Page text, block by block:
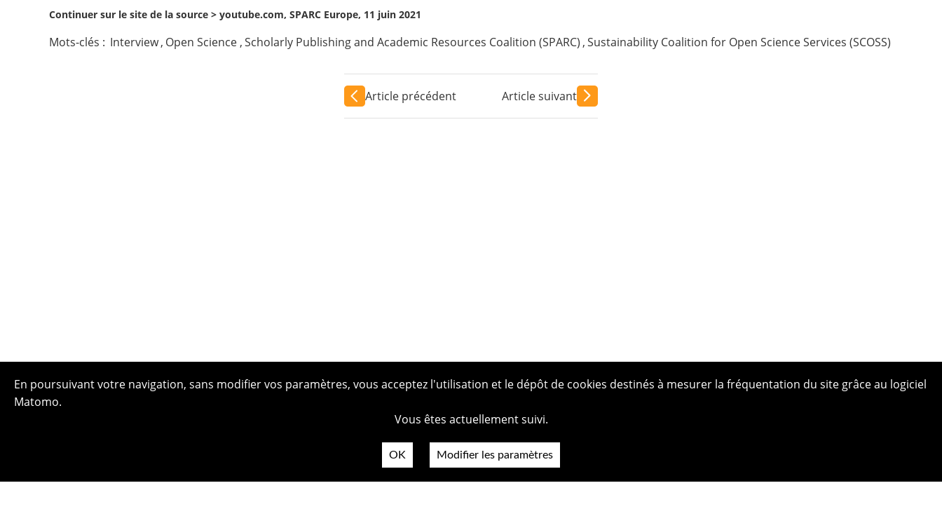
Continuer sur le site de la source > youtube.com, SPARC Europe, 11 juin 2021
Mots-clés : Interview, Open Science ,Scholarly Publishing and Academic Resources Coalition (SPARC) ,Sustainability Coalition for Open Science Services (SCOSS)
Article précédent Article suivant
En poursuivant votre navigation, sans modifier vos paramètres, vous acceptez l'utilisation et le dépôt de cookies destinés à mesurer la fréquentation du site grâce au logiciel
Matomo.
Vous êtes actuellement suivi.
OK Modifier les paramètres